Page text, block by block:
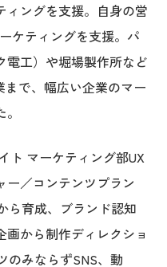
ィングを支援。自身の営
ケティングを支援。パ
電工）や堀場製作所など
まで、幅広い企業のマー
マーケティング部UX
ー／コンテンツプラン
ら育成、ブランド認知
から制作ディレクショ
のみならずSNS、動